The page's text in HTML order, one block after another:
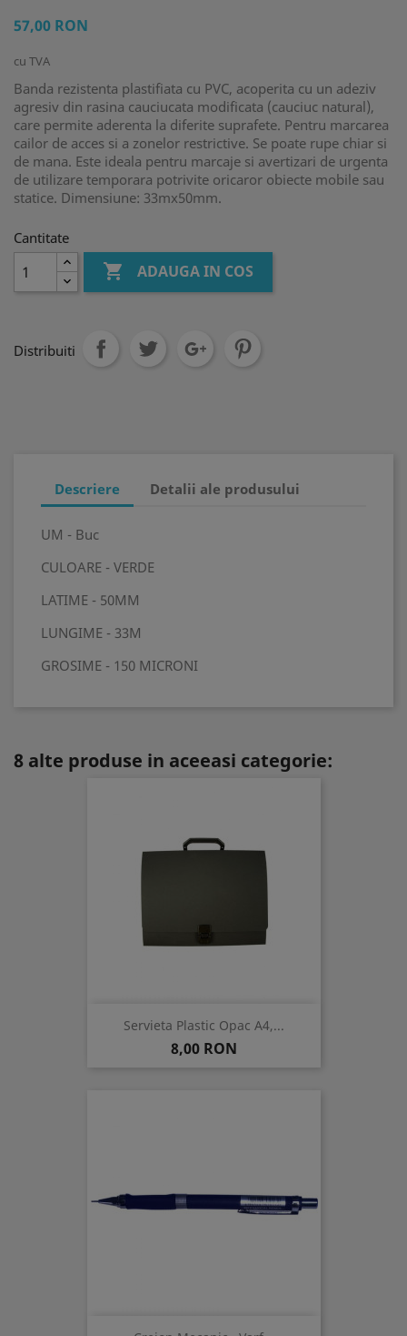
57,00 RON
cu TVA
Banda rezistenta plastifiata cu PVC, acoperita cu un adeziv
agresiv din rasina cauciucata modificata (cauciuc natural),
care permite aderenta la diferite suprafete. Pentru marcarea
cailor de acces si a zonelor restrictive. Se poate rupe chiar si
de mana. Este ideala pentru marcaje si avertizari de urgenta
de utilizare temporara potrivite oricaror obiecte mobile sau
statice. Dimensiune: 33mx50mm.
Cantitate
 ADAUGA IN COS
Distribuiti
Descriere Detalii ale produsului
UM - Buc
CULOARE - VERDE
LATIME - 50MM
LUNGIME - 33M
GROSIME - 150 MICRONI
8 alte produse in aceeasi categorie:
Servieta Plastic Opac A4,...
Pret
8,00 RON